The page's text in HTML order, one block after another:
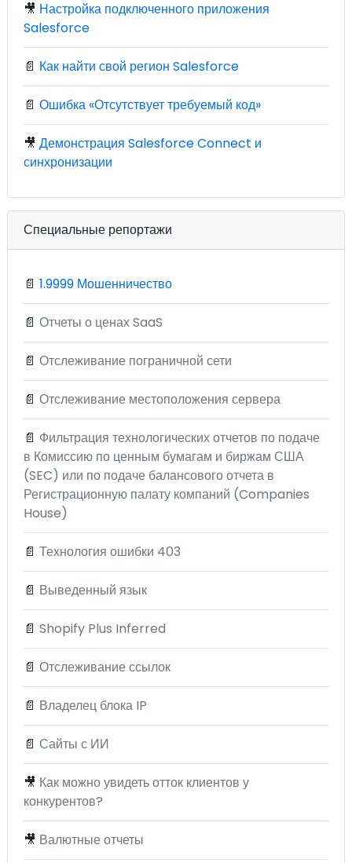
🎥 Настройка подключенного приложения
Salesforce
📄 Как найти свой регион Salesforce
📄 Ошибка «Отсутствует требуемый код»
🎥 Демонстрация Salesforce Connect и
синхронизации
Специальные репортажи
📄 1.9999 Мошенничество
📄 Отчеты о ценах SaaS
📄 Отслеживание пограничной сети
📄 Отслеживание местоположения сервера
📄 Фильтрация технологических отчетов по подаче
в Комиссию по ценным бумагам и биржам США
(SEC) или по подаче балансового отчета в
Регистрационную палату компаний (Companies
House)
📄 Технология ошибки 403
📄 Выведенный язык
📄 Shopify Plus Inferred
📄 Отслеживание ссылок
📄 Владелец блока IP
📄 Сайты с ИИ
🎥 Как можно увидеть отток клиентов у
конкурентов?
🎥 Валютные отчеты